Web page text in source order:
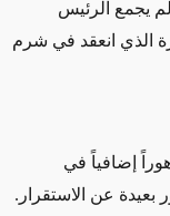
يجمع الرئيس
الذي انعقد في شرم
إضافياً في
بعيدة عن الاستقرار.